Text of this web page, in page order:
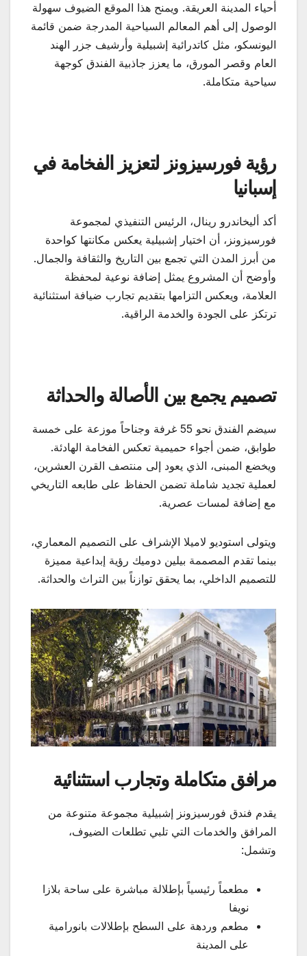
أحياء المدينة العريقة. ويمنح هذا الموقع الضيوف سهولة
الوصول إلى أهم المعالم السياحية المدرجة ضمن قائمة
اليونسكو، مثل كاتدرائية إشبيلية وأرشيف جزر الهند
العام وقصر المورق، ما يعزز جاذبية الفندق كوجهة
سياحية متكاملة.
رؤية فورسيزونز لتعزيز الفخامة في
إسبانيا
أكد أليخاندرو رينال، الرئيس التنفيذي لمجموعة
فورسيزونز، أن اختيار إشبيلية يعكس مكانتها كواحدة
من أبرز المدن التي تجمع بين التاريخ والثقافة والجمال.
وأوضح أن المشروع يمثل إضافة نوعية لمحفظة
العلامة، ويعكس التزامها بتقديم تجارب ضيافة استثنائية
ترتكز على الجودة والخدمة الراقية.
تصميم يجمع بين الأصالة والحداثة
سيضم الفندق نحو 55 غرفة وجناحاً موزعة على خمسة
طوابق، ضمن أجواء حميمية تعكس الفخامة الهادئة.
ويخضع المبنى، الذي يعود إلى منتصف القرن العشرين،
لعملية تجديد شاملة تضمن الحفاظ على طابعه التاريخي
مع إضافة لمسات عصرية.
ويتولى استوديو لاميلا الإشراف على التصميم المعماري،
بينما تقدم المصممة بيلين دوميك رؤية إبداعية مميزة
للتصميم الداخلي، بما يحقق توازناً بين التراث والحداثة.
مرافق متكاملة وتجارب استثنائية
يقدم فندق فورسيزونز إشبيلية مجموعة متنوعة من
المرافق والخدمات التي تلبي تطلعات الضيوف،
وتشمل:
مطعماً رئيسياً بإطلالة مباشرة على ساحة بلازا
نويفا
مطعم وردهة على السطح بإطلالات بانورامية
على المدينة